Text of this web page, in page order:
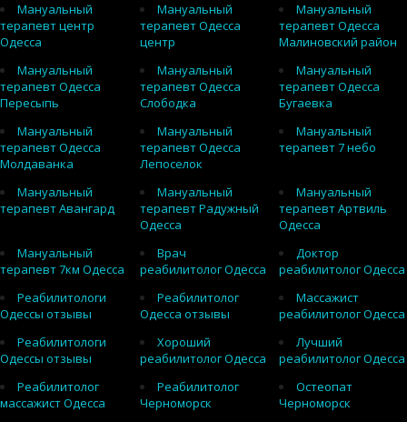
Мануальный
терапевт центр
Одесса
Мануальный
терапевт Одесса
центр
Мануальный
терапевт Одесса
Малиновский район
Мануальный
терапевт Одесса
Пересыпь
Мануальный
терапевт Одесса
Слободка
Мануальный
терапевт Одесса
Бугаевка
Мануальный
терапевт Одесса
Молдаванка
Мануальный
терапевт Одесса
Лепоселок
Мануальный
терапевт 7 небо
Мануальный
терапевт Авангард
Мануальный
терапевт Радужный
Одесса
Мануальный
терапевт Артвиль
Одесса
Мануальный
терапевт 7км Одесса
Врач
реабилитолог Одесса
Доктор
реабилитолог Одесса
Реабилитологи
Одессы отзывы
Реабилитолог
Одесса отзывы
Массажист
реабилитолог Одесса
Реабилитологи
Одессы отзывы
Хороший
реабилитолог Одесса
Лучший
реабилитолог Одесса
Реабилитолог
массажист Одесса
Реабилитолог
Черноморск
Остеопат
Черноморск